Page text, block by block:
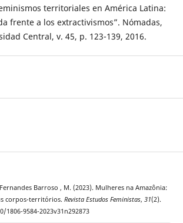
territoriales en América Latina:
frente a los extractivismos”. Nómadas,
Central, v. 45, p. 123-139, 2016.
Barroso , M. (2023). Mulheres na Amazônia:
corpos-territórios. Revista Estudos Feministas, 31(2).
9584-2023v31n292873